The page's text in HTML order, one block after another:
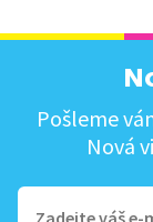
Pošleme
Nová